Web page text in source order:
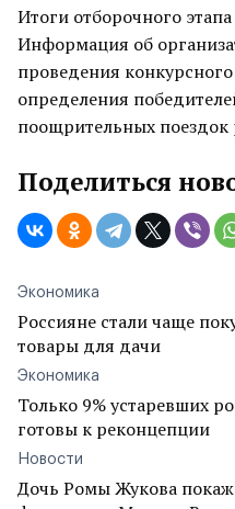
Итоги отборочного
Информация об
проведения
определения
поощрительных поездок
Поделиться
Экономика
Россияне стали чаще
товары для дачи
Экономика
Только 9% устаревших
готовы к реконцепции
Новости
Дочь Ромы Жукова